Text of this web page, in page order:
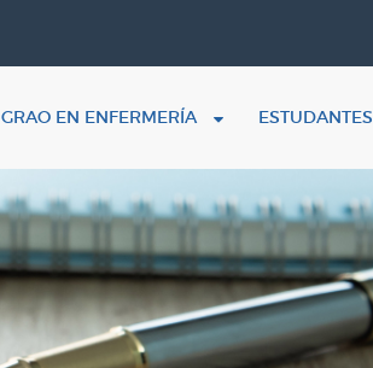
GRAO EN ENFERMERÍA ESTUDANTES